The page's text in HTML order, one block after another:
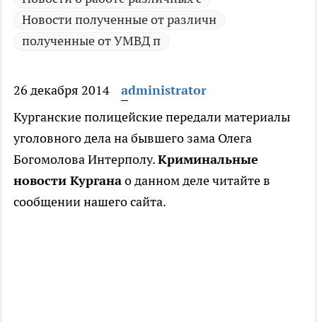
Новости полученные от различн
полученные от УМВД п
26 декабря 2014
administrator
Курганские полицейские передали материалы
уголовного дела на бывшего зама Олега
Богомолова Интерполу.Криминальные
новости Курганао данном деле читайте в
сообщении нашего сайта.